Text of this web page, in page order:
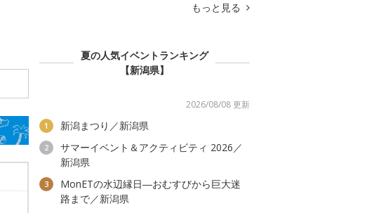
もっと見る
夏の人気イベントランキング
【新潟県】
2026/08/08 更新
1 新潟まつり／新潟県
2
サマーイベント＆アクティビティ 2026／
新潟県
3
MonETの水辺縁日―おむすびから巨大迷
路まで／新潟県